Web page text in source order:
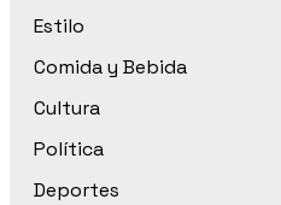
Estilo
Comida y Bebida
Cultura
Política
Deportes